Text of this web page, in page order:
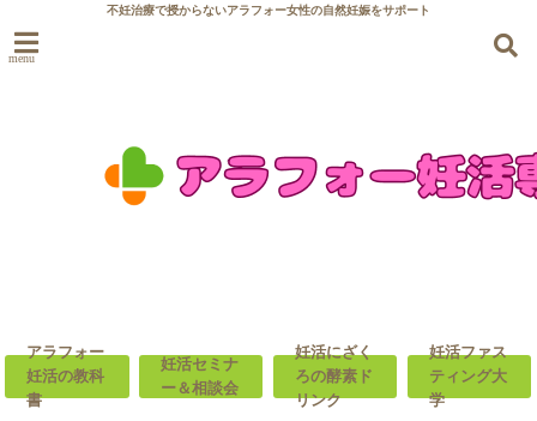
不妊治療で授からないアラフォー女性の自然妊娠をサポート
menu
アラフォー
妊活の教科
書
妊活セミナ
ー＆相談会
妊活にざく
ろの酵素ド
リンク
妊活ファス
ティング大
学